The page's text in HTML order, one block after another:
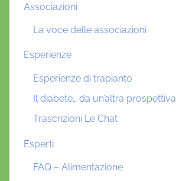
Associazioni
La voce delle associazioni
Esperienze
Esperienze di trapianto
Il diabete… da un’altra prospettiva
Trascrizioni Le Chat
Esperti
FAQ – Alimentazione